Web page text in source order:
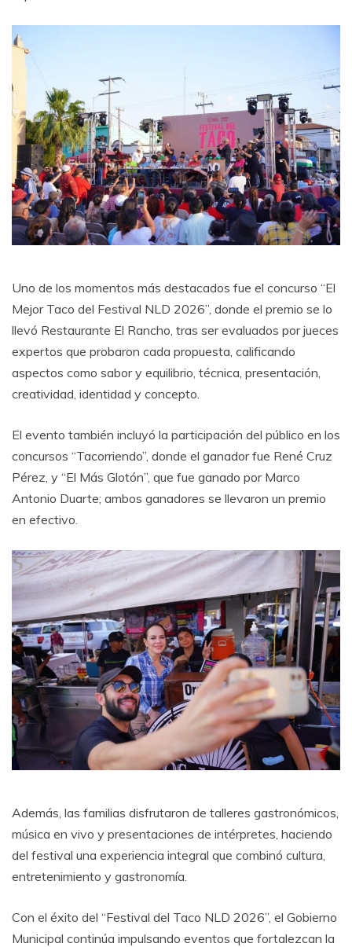
Uno de los momentos más destacados fue el concurso “El
Mejor Taco del Festival NLD 2026”, donde el premio se lo
llevó Restaurante El Rancho, tras ser evaluados por jueces
expertos que probaron cada propuesta, calificando
aspectos como sabor y equilibrio, técnica, presentación,
creatividad, identidad y concepto.
El evento también incluyó la participación del público en los
concursos “Tacorriendo”, donde el ganador fue René Cruz
Pérez, y “El Más Glotón”, que fue ganado por Marco
Antonio Duarte; ambos ganadores se llevaron un premio
en efectivo.
Además, las familias disfrutaron de talleres gastronómicos,
música en vivo y presentaciones de intérpretes, haciendo
del festival una experiencia integral que combinó cultura,
entretenimiento y gastronomía.
Con el éxito del “Festival del Taco NLD 2026”, el Gobierno
Municipal continúa impulsando eventos que fortalezcan la